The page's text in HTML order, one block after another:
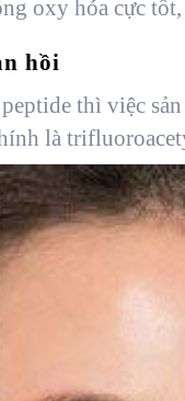
oxy hóa cực
hồi
thì việc
là